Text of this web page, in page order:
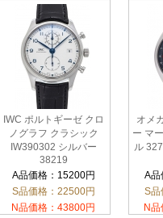
IWC ポルトギーゼ クロ
ノグラフ クラシック
IW390302 シルバー
38219
A品価格：15200円
S品価格：22500円
N品価格：43800円
オメ
ー マ
ル
A品
S品
N